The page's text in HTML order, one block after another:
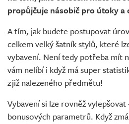
propůjčuje násobič pro útoky a
A tím, jak budete postupovat
celkem velký šatník stylů, které
vybavení. Není tedy potřeba mít
vám nelíbí i když má super
z již nalezeného předmětu!
Vybavení si lze rovněž
bonusových parametrů. Když